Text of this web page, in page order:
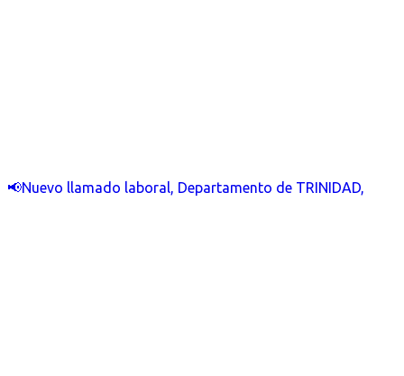
📢Nuevo llamado laboral, Departamento de TRINIDAD,